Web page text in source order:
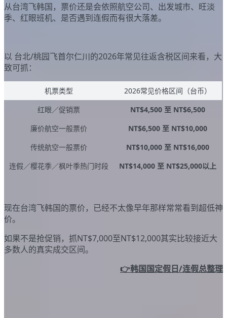
从台湾飞韩国，票价还是会依照航空公司、出发城市、旺淡
季、红眼班机、是否遇到连假而有很大落差。
以 台北/桃园飞首尔仁川的2026年常见往返含税区间来看，大
致可抓：
机票类型
2026常见价格区间（台币）
红眼／促销票
NT$4,500 至 NT$6,500
廉价航空一般票价
NT$6,500 至 NT$10,000
传统航空一般票价
NT$10,000 至 NT$16,000
连假／樱花季／枫叶季热门时段
NT$14,000 至 NT$25,000以上
现在台湾飞韩国的票价，已经不太像早年那样常常看到超低神
价。
如果不是抢促销，抓NT$7,000至NT$12,000其实比较接近大
多数人的真实成交区间。
👉韩国国定假日/连假总整理